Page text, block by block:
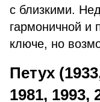
с близкими.
гармоничной и
ключе, но
Петух
1981, 1993,